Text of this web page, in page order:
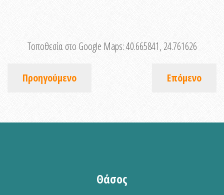
Τοποθεσία στο Google Maps:40.665841, 24.761626
Προηγούμενο Επόμενο
Θάσος